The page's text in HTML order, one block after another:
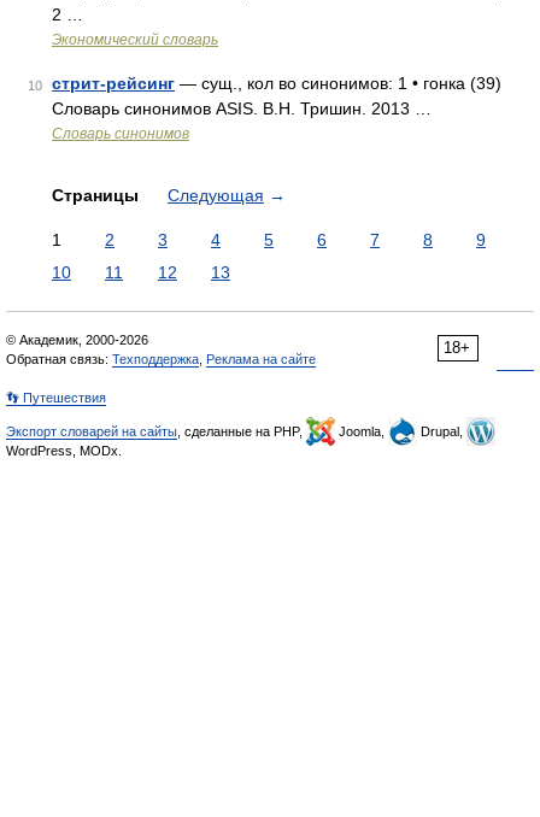
2 …
Экономический словарь
10 стрит-рейсинг — сущ., кол во синонимов: 1 • гонка (39)
Словарь синонимов ASIS. В.Н. Тришин. 2013 …
Словарь синонимов
Страницы Следующая →
1 2 3 4 5 6 7 8
9
10
11 12 13
18+
© Академик, 2000-2026
Обратная связь: Техподдержка Реклама на сайте
👣 Путешествия
Экспорт словарей на сайты , сделанные на PHP, Joomla,
Drupal,
WordPress, MODx.